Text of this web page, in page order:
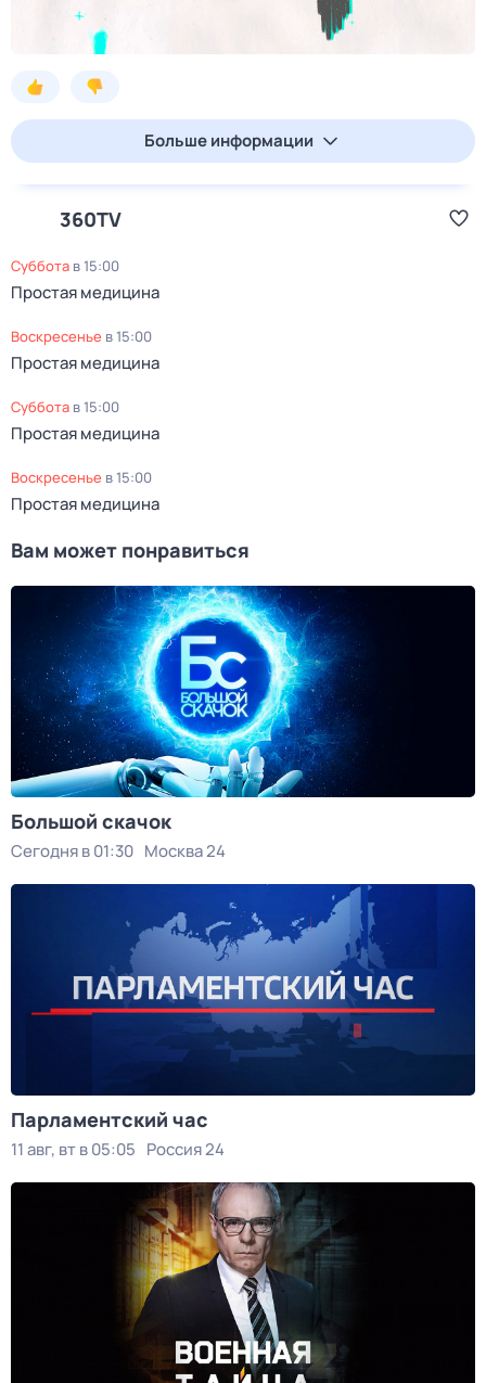
Больше информации
360TV
суббота в15:00
Простая медицина
воскресенье в15:00
Простая медицина
суббота в15:00
Простая медицина
воскресенье в15:00
Простая медицина
Вам может понравиться
Большой скачок
Сегодня в 01:30 Москва 24
Парламентский час
11 авг, вт в 05:05 Россия 24